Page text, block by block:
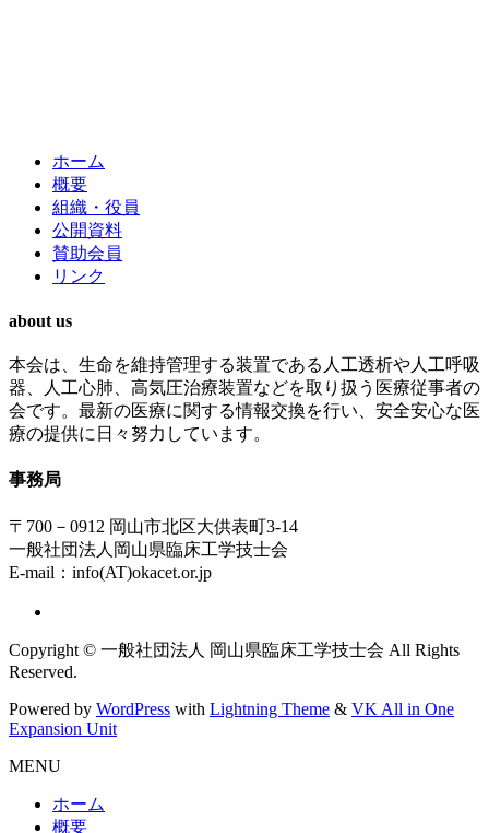
ホーム
概要
組織・役員
公開資料
賛助会員
リンク
about us
本会は、生命を維持管理する装置である人工透析や人工呼吸
器、人工心肺、高気圧治療装置などを取り扱う医療従事者の
会です。最新の医療に関する情報交換を行い、安全安心な医
療の提供に日々努力しています。
事務局
〒700－0912 岡山市北区大供表町3-14
一般社団法人岡山県臨床工学技士会
E-mail：info(AT)okacet.or.jp
Copyright © 一般社団法人 岡山県臨床工学技士会 All Rights
Reserved.
Powered by WordPress with Lightning Theme & VK All in One
Expansion Unit
MENU
ホーム
概要